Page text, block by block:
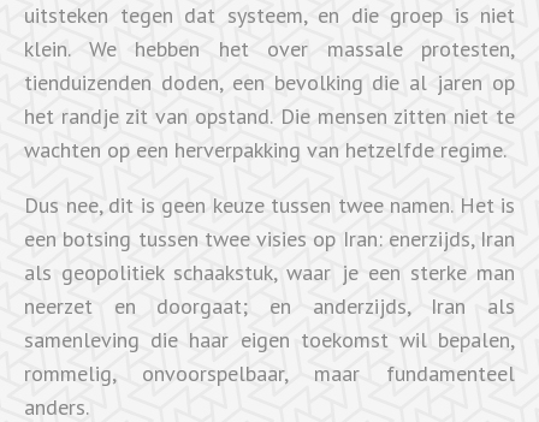
uitsteken tegen dat systeem, en die groep is niet
klein. We hebben het over massale protesten,
tienduizenden doden, een bevolking die al jaren op
het randje zit van opstand. Die mensen zitten niet te
wachten op een herverpakking van hetzelfde regime.
Dus nee, dit is geen keuze tussen twee namen. Het is
een botsing tussen twee visies op Iran: enerzijds, Iran
als geopolitiek schaakstuk, waar je een sterke man
neerzet en doorgaat; en anderzijds, Iran als
samenleving die haar eigen toekomst wil bepalen,
rommelig, onvoorspelbaar, maar fundamenteel
anders.